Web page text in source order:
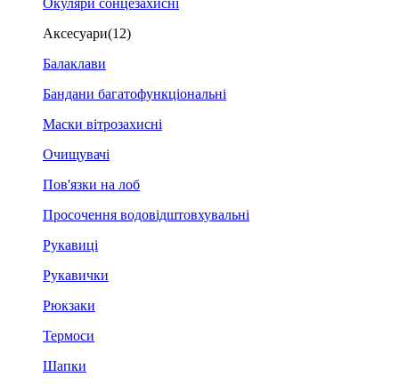
Окуляри сонцезахисні
Аксесуари(12)
Балаклави
Бандани багатофункціональні
Маски вітрозахисні
Очищувачі
Пов'язки на лоб
Просочення водовідштовхувальні
Рукавиці
Рукавички
Рюкзаки
Термоси
Шапки